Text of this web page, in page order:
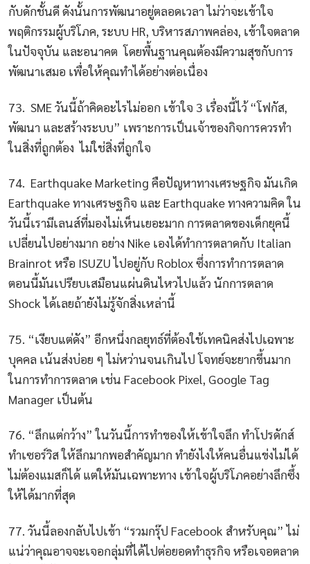
กับดักชั้นดี ดังนั้นการพัฒนาอยู่ตลอดเวลา ไม่ว่าจะเข้าใจ
พฤติกรรมผู้บริโภค, ระบบ HR, บริหารสภาพคล่อง, เข้าใจตลาด
ในปัจจุบัน และอนาคต โดยพื้นฐานคุณต้องมีความสุขกับการ
พัฒนาเสมอ เพื่อให้คุณทำได้อย่างต่อเนื่อง
73. SME วันนี้ถ้าคิดอะไรไม่ออก เข้าใจ 3 เรื่องนี้ไว้ “โฟกัส,
พัฒนา และสร้างระบบ” เพราะการเป็นเจ้าของกิจการควรทำ
ในสิ่งที่ถูกต้อง ไม่ใช่สิ่งที่ถูกใจ
74. Earthquake Marketing คือปัญหาทางเศรษฐกิจ มันเกิด
Earthquake ทางเศรษฐกิจ และ Earthquake ทางความคิด ใน
วันนี้เรามีเลนส์ที่มองไม่เห็นเยอะมาก การตลาดของเด็กยุคนี้
เปลี่ยนไปอย่างมาก อย่าง Nike เองได้ทำการตลาดกับ Italian
Brainrot หรือ ISUZU ไปอยู่กับ Roblox ซึ่งการทำการตลาด
ตอนนี้มันเปรียบเสมือนแผ่นดินไหวไปแล้ว นักการตลาด
Shock ได้เลยถ้ายังไม่รู้จักสิ่งเหล่านี้
75. “เงียบแต่ดัง” อีกหนึ่งกลยุทธ์ที่ต้องใช้เทคนิคส่งไปเฉพาะ
บุคคล เน้นส่งบ่อย ๆ ไม่หว่านจนเกินไป โจทย์จะยากขึ้นมาก
ในการทำการตลาด เช่น Facebook Pixel, Google Tag
Manager เป็นต้น
76. “ลึกแต่กว้าง” ในวันนี้การทำของให้เข้าใจลึก ทำโปรดักส์
ทำเซอร์วิส ให้ลึกมากพอสำคัญมาก ทำยังไงให้คนอื่นแข่งไม่ได้
ไม่ต้องแมสก็ได้ แต่ให้มันเฉพาะทาง เข้าใจผู้บริโภคอย่างลึกซึ้ง
ให้ได้มากที่สุด
77. วันนี้ลองกลับไปเข้า “รวมกรุ๊ป Facebook สำหรับคุณ” ไม่
แน่ว่าคุณอาจจะเจอกลุ่มที่ได้ไปต่อยอดทำธุรกิจ หรือเจอตลาด